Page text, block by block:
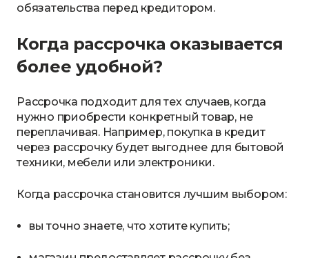
обязательства перед кредитором.
Когда рассрочка оказывается
более удобной?
Рассрочка подходит для тех случаев, когда
нужно приобрести конкретный товар, не
переплачивая. Например, покупка в кредит
через рассрочку будет выгоднее для бытовой
техники, мебели или электроники.
Когда рассрочка становится лучшим выбором:
вы точно знаете, что хотите купить;